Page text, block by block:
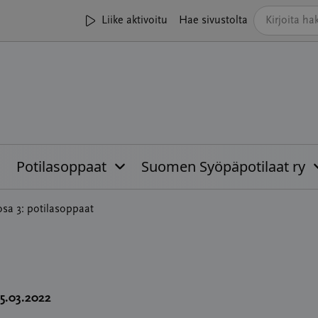
Liike aktivoitu Hae sivustolta
Potilasoppaat Suomen Syöpäpotilaat ry
3: potilasoppaat